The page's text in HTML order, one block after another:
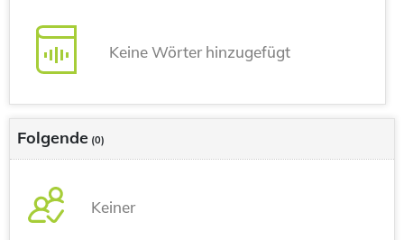
Keine Wörter hinzugefügt
Folgende (0)
Keiner